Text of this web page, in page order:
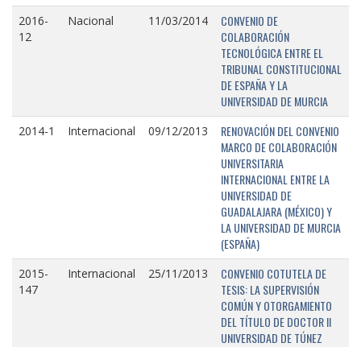
2016-
12
Nacional 11/03/2014
CONVENIO DE
COLABORACIÓN
TECNOLÓGICA ENTRE EL
TRIBUNAL CONSTITUCIONAL
DE ESPAÑA Y LA
UNIVERSIDAD DE MURCIA
2014-1 Internacional 09/12/2013
RENOVACIÓN DEL CONVENIO
MARCO DE COLABORACIÓN
UNIVERSITARIA
INTERNACIONAL ENTRE LA
UNIVERSIDAD DE
GUADALAJARA (MÉXICO) Y
LA UNIVERSIDAD DE MURCIA
(ESPAÑA)
2015-
147
Internacional 25/11/2013
CONVENIO COTUTELA DE
TESIS: LA SUPERVISIÓN
COMÚN Y OTORGAMIENTO
DEL TÍTULO DE DOCTOR II
UNIVERSIDAD DE TÚNEZ